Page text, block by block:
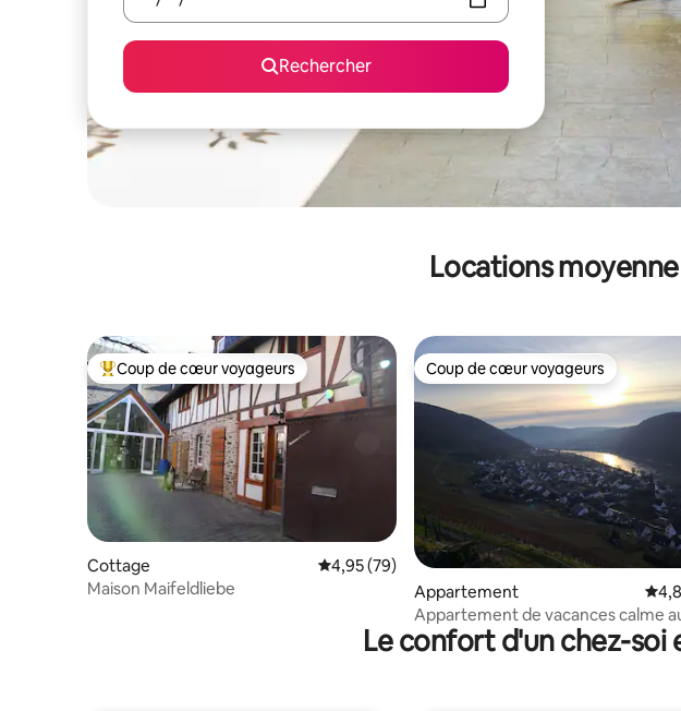
Rechercher
Locations
Coups de cœur voyageurs les plus appréciés
Coup de cœur voyageurs
Cottage Évaluation moyenne sur la base de 79
4,95 (79)
Maison Maifeldliebe
Coup de cœur voyageurs
Coup de cœur voyageurs
Appartement
Appartement de vacances calme
bord de la Moselle
Le confort d'un chez-soi